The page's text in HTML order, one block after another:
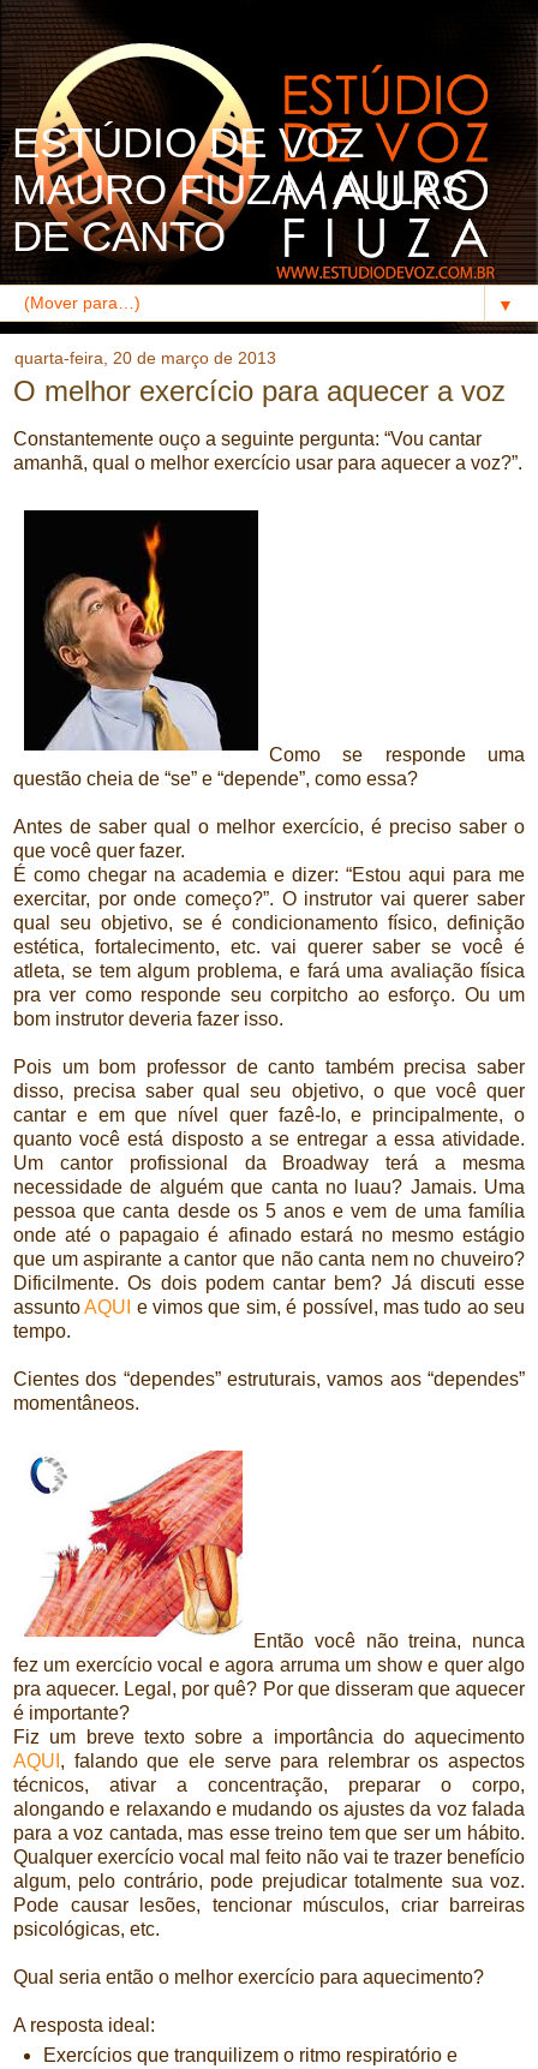
ESTÚDIO DE VOZ
MAURO FIUZA - AULAS
DE CANTO
▼
quarta-feira, 20 de março de 2013
O melhor exercício para aquecer a voz
Constantemente ouço a seguinte pergunta: “Vou cantar
amanhã, qual o melhor exercício usar para aquecer a voz?”.
Como se responde uma
questão cheia de “se” e “depende”, como essa?
Antes de saber qual o melhor exercício, é preciso saber o
que você quer fazer.
É como chegar na academia e dizer: “Estou aqui para me
exercitar, por onde começo?”. O instrutor vai querer saber
qual seu objetivo, se é condicionamento físico, definição
estética, fortalecimento, etc. vai querer saber se você é
atleta, se tem algum problema, e fará uma avaliação física
pra ver como responde seu corpitcho ao esforço. Ou um
bom instrutor deveria fazer isso.
Pois um bom professor de canto também precisa saber
disso, precisa saber qual seu objetivo, o que você quer
cantar e em que nível quer fazê-lo, e principalmente, o
quanto você está disposto a se entregar a essa atividade.
Um cantor profissional da Broadway terá a mesma
necessidade de alguém que canta no luau? Jamais. Uma
pessoa que canta desde os 5 anos e vem de uma família
onde até o papagaio é afinado estará no mesmo estágio
que um aspirante a cantor que não canta nem no chuveiro?
Dificilmente. Os dois podem cantar bem? Já discuti esse
assuntoAQUI e vimos que sim, é possível, mas tudo ao seu
tempo.
Cientes dos “dependes” estruturais, vamos aos “dependes”
momentâneos.
Então você não treina, nunca
fez um exercício vocal e agora arruma um show e quer algo
pra aquecer. Legal, por quê? Por que disseram que aquecer
é importante?
Fiz um breve texto sobre a importância do aquecimento
AQUI , falando que ele serve para relembrar os aspectos
técnicos, ativar a concentração, preparar o corpo,
alongando e relaxando e mudando os ajustes da voz falada
para a voz cantada, mas esse treino tem que ser um hábito.
Qualquer exercício vocal mal feito não vai te trazer benefício
algum, pelo contrário, pode prejudicar totalmente sua voz.
Pode causar lesões, tencionar músculos, criar barreiras
psicológicas, etc.
Qual seria então o melhor exercício para aquecimento?
A resposta ideal:
Exercícios que tranquilizem o ritmo respiratório e